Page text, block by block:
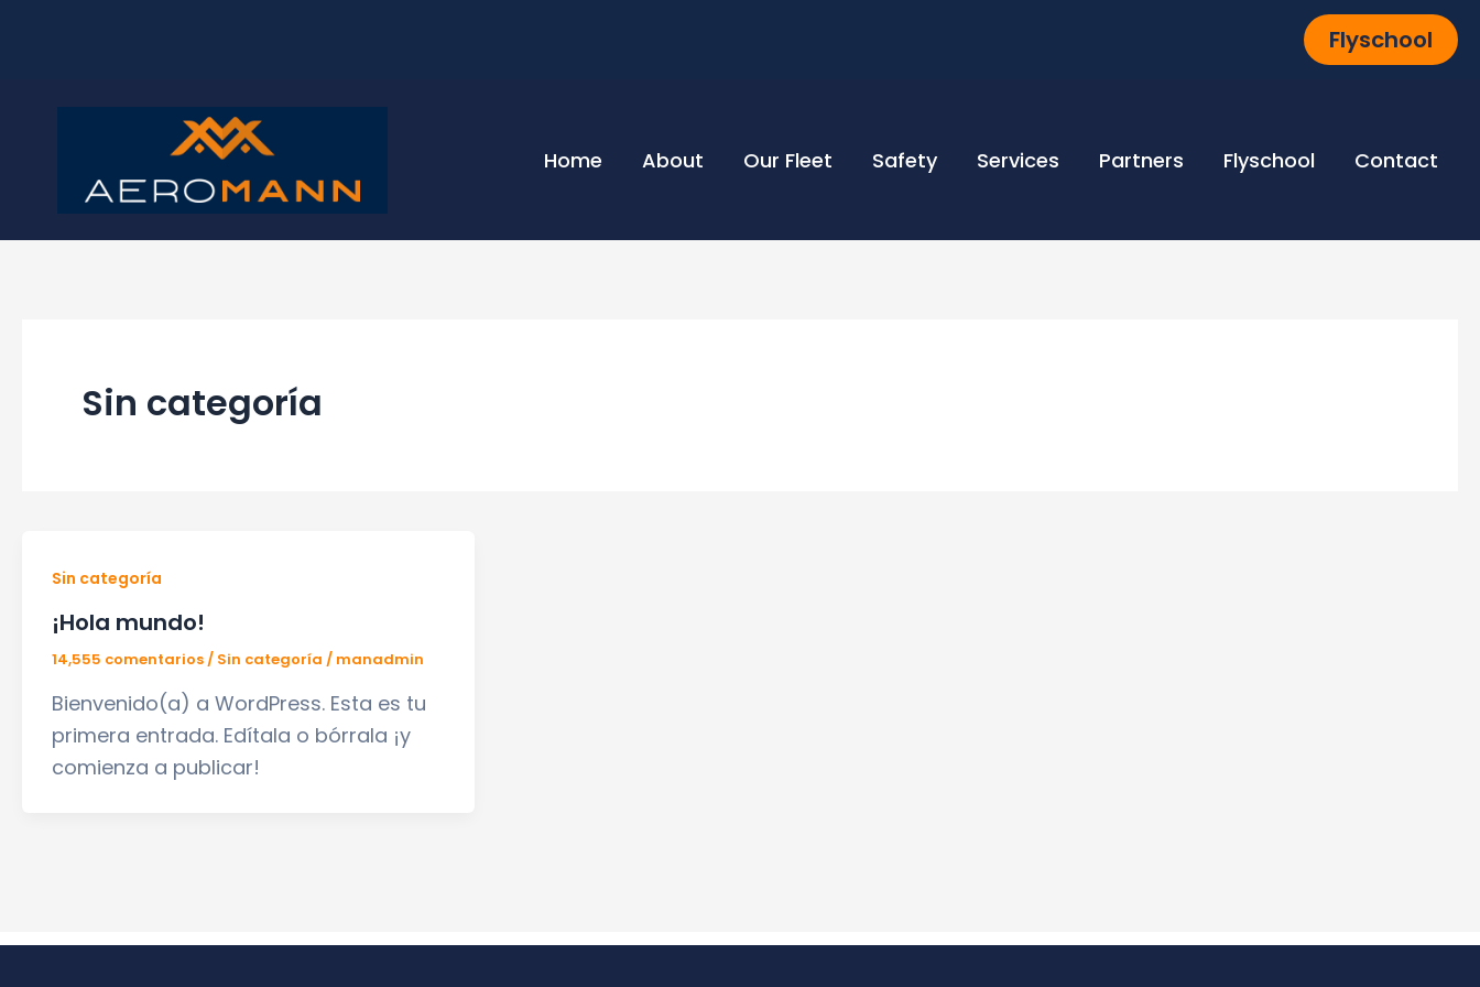
Flyschool
Home About Our Fleet Safety Services Partners Flyschool Contact
Sin categoría
Sin categoría
¡Hola mundo!
14,555 comentarios/ Sin categoría / manadmin
Bienvenido(a) a WordPress. Esta es tu
primera entrada. Edítala o bórrala ¡y
comienza a publicar!